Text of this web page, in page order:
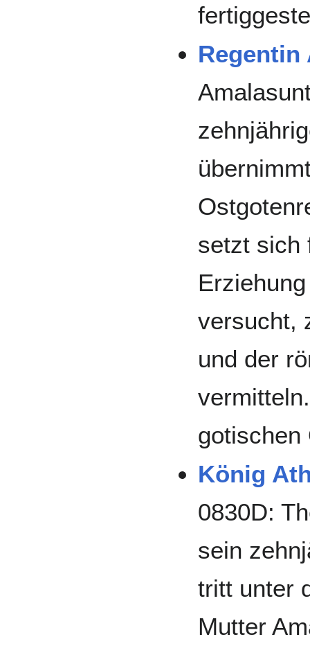
Regentin
setzt sich
versucht,
und der
gotischen
König
0830D:
sein
tritt unter
Mutter